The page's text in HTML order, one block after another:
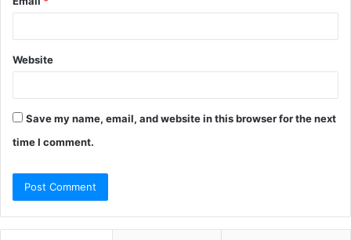
Website
Save my name, email, and website in this browser for the next
time I comment.